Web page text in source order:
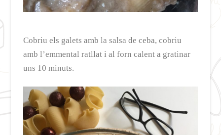
Cobriu els galets amb la salsa de ceba, cobriu
amb l’emmental ratllat i al forn calent a gratinar
uns 10 minuts.